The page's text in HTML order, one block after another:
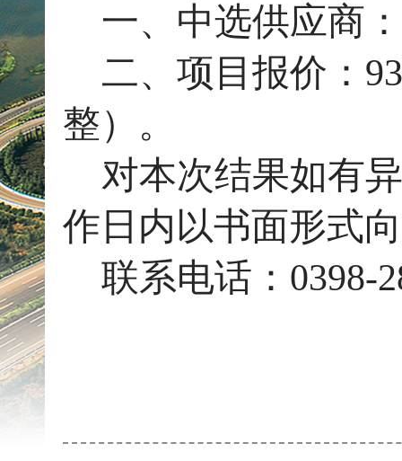
一、中选供应商
二、项目报价：
整）。
对本次结果如有
作日内以书面形式
联系电话：0398-